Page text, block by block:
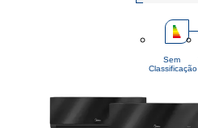
Sem
Classificação